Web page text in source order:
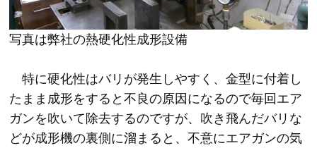
写真は弊社の熱硬化性成形設備
特に硬化性はバリが発生しやすく、金型に付着し
たまま成形をすると不良の原因になるので毎回エア
ガンを吹いて除去するのですが、吹き飛んだバリな
どが成形機の裏側に溜まると、不意にエアガンの気